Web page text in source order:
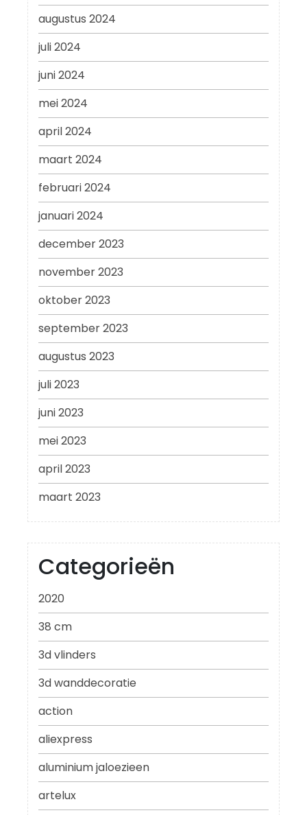
augustus 2024
juli 2024
juni 2024
mei 2024
april 2024
maart 2024
februari 2024
januari 2024
december 2023
november 2023
oktober 2023
september 2023
augustus 2023
juli 2023
juni 2023
mei 2023
april 2023
maart 2023
Categorieën
2020
38 cm
3d vlinders
3d wanddecoratie
action
aliexpress
aluminium jaloezieen
artelux